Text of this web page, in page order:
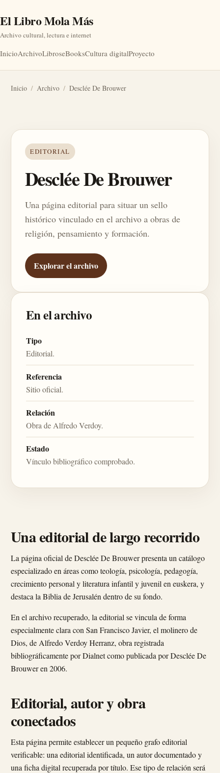
El Libro Mola Más
Archivo cultural, lectura e internet
InicioArchivoLibroseBooksCultura digitalProyecto
Inicio / Archivo / Desclée De Brouwer
EDITORIAL
Desclée De Brouwer
Una página editorial para situar un sello
histórico vinculado en el archivo a obras de
religión, pensamiento y formación.
Explorar el archivo
En el archivo
Tipo
Editorial.
Referencia
Sitio oficial.
Relación
Obra de Alfredo Verdoy.
Estado
Vínculo bibliográfico comprobado.
Una editorial de largo recorrido
La página oficial de Desclée De Brouwer presenta un catálogo
especializado en áreas como teología, psicología, pedagogía,
crecimiento personal y literatura infantil y juvenil en euskera, y
destaca la Biblia de Jerusalén dentro de su fondo.
En el archivo recuperado, la editorial se vincula de forma
especialmente clara con San Francisco Javier, el molinero de
Dios, de Alfredo Verdoy Herranz, obra registrada
bibliográficamente por Dialnet como publicada por Desclée De
Brouwer en 2006.
Editorial, autor y obra
conectados
Esta página permite establecer un pequeño grafo editorial
verificable: una editorial identificada, un autor documentado y
una ficha digital recuperada por título. Ese tipo de relación será